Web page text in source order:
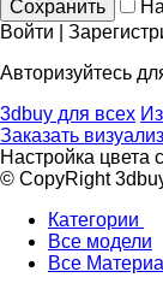
Сохранить
Войти |
Авторизуйтесь
3dbuy для всех
Заказать
Настройка цвета
© CopyRight
Категории
Все модели
Все